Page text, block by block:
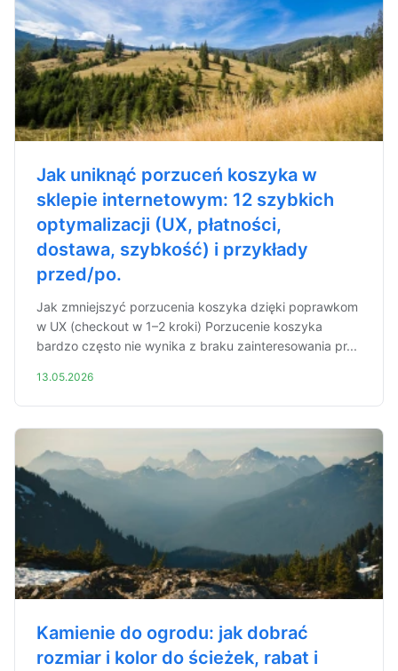
Jak uniknąć porzuceń koszyka w
sklepie internetowym: 12 szybkich
optymalizacji (UX, płatności,
dostawa, szybkość) i przykłady
przed/po.
Jak zmniejszyć porzucenia koszyka dzięki poprawkom
w UX (checkout w 1–2 kroki) Porzucenie koszyka
bardzo często nie wynika z braku zainteresowania pr...
13.05.2026
Kamienie do ogrodu: jak dobrać
rozmiar i kolor do ścieżek, rabat i